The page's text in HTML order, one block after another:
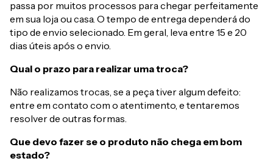
passa por muitos processos para chegar perfeitamente
em sua loja ou casa. O tempo de entrega dependerá do
tipo de envio selecionado. Em geral, leva entre 15 e 20
dias úteis após o envio.
Qual o prazo para realizar uma troca?
Não realizamos trocas, se a peça tiver algum defeito:
entre em contato com o atentimento, e tentaremos
resolver de outras formas.
Que devo fazer se o produto não chega em bom
estado?